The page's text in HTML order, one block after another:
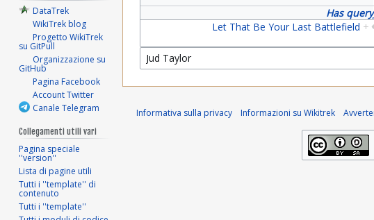
Has query
Let That Be Your Last Battlefield +
DataTrek
WikiTrek blog
Progetto WikiTrek
su GitPull
Organizzazione su
GitHub
Pagina Facebook
Account Twitter
Canale Telegram
Collegamenti utili vari
Pagina speciale
''version''
Lista di pagine utili
Tutti i ''template'' di
contenuto
Tutti i ''template''
Informativa sulla privacy Informazioni su Wikitrek